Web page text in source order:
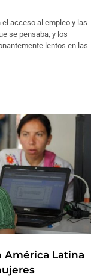
acceso al empleo y las
se pensaba, y los
lentos en las
Latina